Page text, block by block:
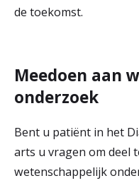
de toekomst.
Meedoen aan
onderzoek
Bent u patiënt in het
arts u vragen om deel
wetenschappelijk